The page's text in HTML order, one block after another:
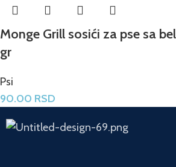
Monge Grill sosići za pse sa
gr
Psi
90.00 RSD